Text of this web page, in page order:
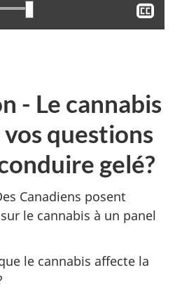
le
- Le cannabis
vos questions
gelé?
Canadiens posent
le cannabis à un panel
le cannabis affecte la